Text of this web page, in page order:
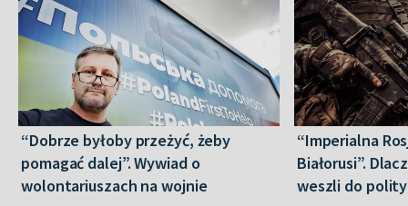
“Dobrze byłoby przeżyć, żeby
pomagać dalej”. Wywiad o
wolontariuszach na wojnie
“Imperialna
Białorusi”.
weszli do